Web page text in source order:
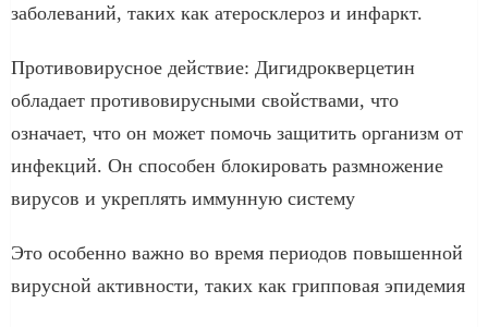
заболеваний, таких как атеросклероз и инфаркт.
Противовирусное действие: Дигидрокверцетин
обладает противовирусными свойствами, что
означает, что он может помочь защитить организм от
инфекций. Он способен блокировать размножение
вирусов и укреплять иммунную систему
Это особенно важно во время периодов повышенной
вирусной активности, таких как грипповая эпидемия